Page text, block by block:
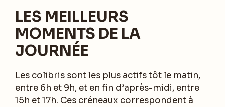
LES MEILLEURS
MOMENTS DE LA
JOURNÉE
Les colibris sont les plus actifs tôt le matin,
entre 6h et 9h, et en fin d’après-midi, entre
15h et 17h. Ces créneaux correspondent à